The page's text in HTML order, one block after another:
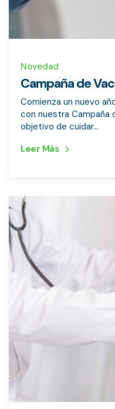
Novedad
Campaña de
Comienza un nuevo
con nuestra Campaña
objetivo de cuidar...
Leer Más